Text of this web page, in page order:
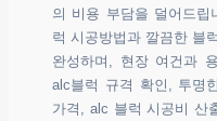
의 비용 부담을 덜어드
럭 시공방법과 깔끔한 블
완성하며, 현장 여건과
alc블럭 규격 확인, 투명
가격, alc 블럭 시공비 산